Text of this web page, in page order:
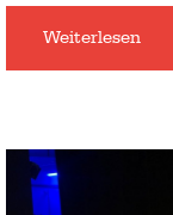
Weiterlesen